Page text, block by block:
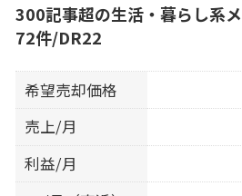
300記事超の生活・暮らし系
72件/DR22
希望売却価格
売上/月
利益/月